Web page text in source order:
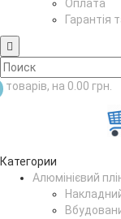
Оплата
Гарантія
товарів, на 0.00 грн.
Категории
Алюмінієвий